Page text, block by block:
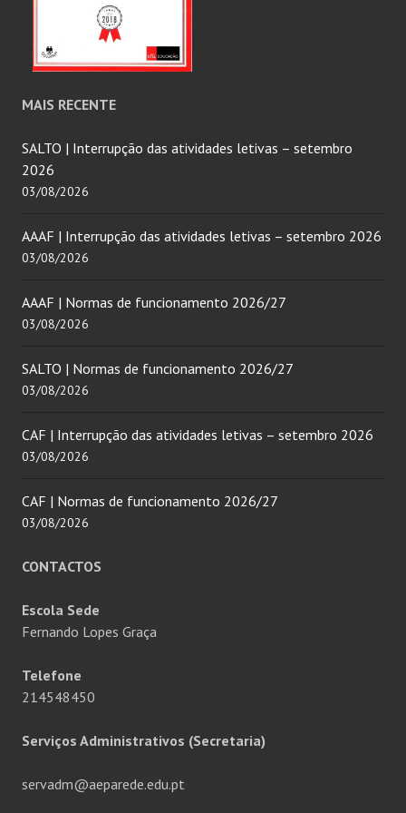
MAIS RECENTE
SALTO | Interrupção das atividades letivas – setembro
2026
03/08/2026
AAAF | Interrupção das atividades letivas – setembro 2026
03/08/2026
AAAF | Normas de funcionamento 2026/27
03/08/2026
SALTO | Normas de funcionamento 2026/27
03/08/2026
CAF | Interrupção das atividades letivas – setembro 2026
03/08/2026
CAF | Normas de funcionamento 2026/27
03/08/2026
CONTACTOS
Escola Sede
Fernando Lopes Graça
Telefone
214548450
Serviços Administrativos (Secretaria)
servadm@aeparede.edu.pt